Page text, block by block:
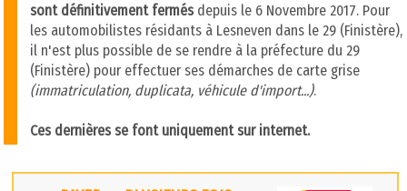
sont définitivement fermésdepuis le 6 Novembre 2017. Pour
les automobilistes résidants à Lesneven dans le 29 (Finistère),
il n'est plus possible de se rendre à la préfecture du 29
(Finistère) pour effectuer ses démarches de carte grise
(immatriculation, duplicata, véhicule d'import...).
Ces dernières se font uniquement sur internet.